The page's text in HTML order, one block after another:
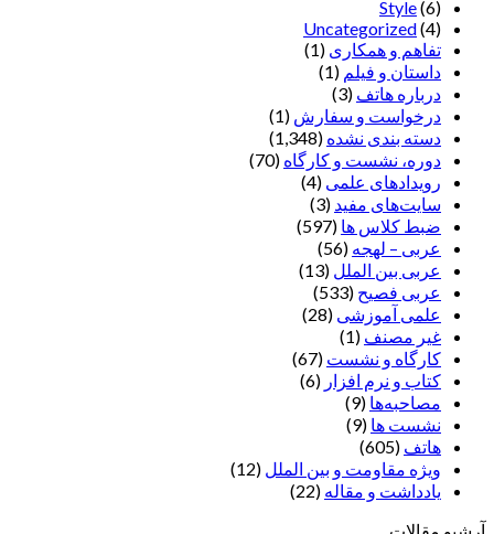
Style(6)
Uncategorized(4)
تفاهم و همکاری (1)
داستان و فیلم (1)
درباره هاتف (3)
درخواست و سفارش (1)
دسته بندی نشده (1,348)
دوره، نشست و کارگاه (70)
رویدادهای علمی (4)
سایت‌های مفید (3)
ضبط کلاس ها (597)
عربی – لهجه (56)
عربی بین الملل (13)
عربی فصیح (533)
علمی آموزشی (28)
غير مصنف (1)
کارگاه و نشست (67)
کتاب و نرم افزار (6)
مصاحبه‌ها (9)
نشست ها (9)
هاتف (605)
ویژه مقاومت و بین الملل (12)
یادداشت‌ و مقاله (22)